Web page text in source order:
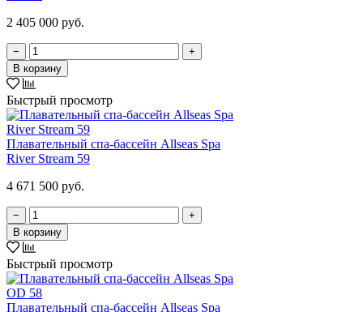
2 405 000 руб.
−
+
В корзину
Быстрый просмотр
Плавательный спа-бассейн Allseas Spa
River Stream 59
4 671 500 руб.
−
+
В корзину
Быстрый просмотр
Плавательный спа-бассейн Allseas Spa